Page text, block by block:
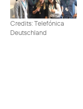
Credits: Telefónica
Deutschland